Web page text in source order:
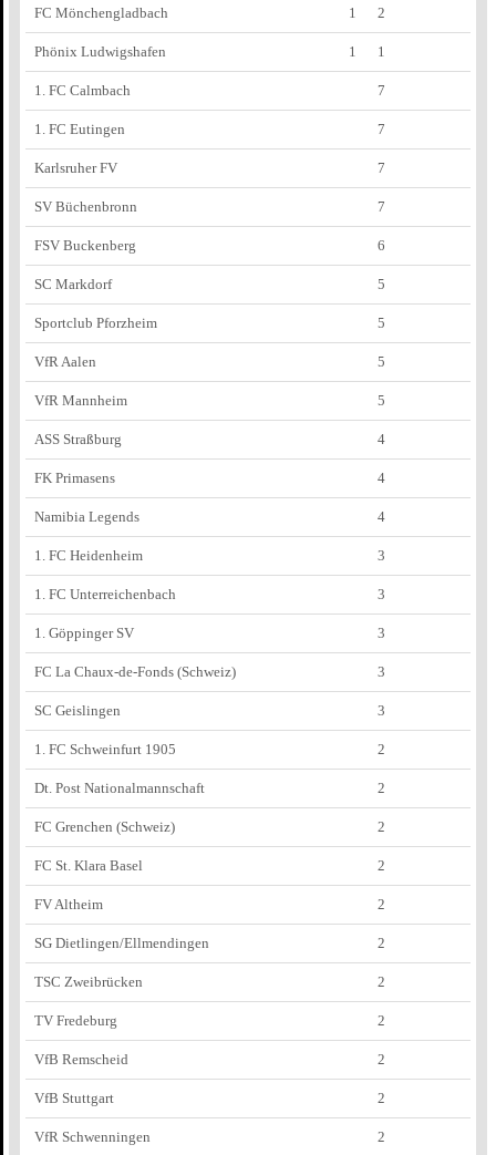
FC Mönchengladbach 1 2
Phönix Ludwigshafen 1 1
1. FC Calmbach 7
1. FC Eutingen 7
Karlsruher FV 7
SV Büchenbronn 7
FSV Buckenberg 6
SC Markdorf 5
Sportclub Pforzheim 5
VfR Aalen 5
VfR Mannheim 5
ASS Straßburg 4
FK Primasens 4
Namibia Legends 4
1. FC Heidenheim 3
1. FC Unterreichenbach 3
1. Göppinger SV 3
FC La Chaux-de-Fonds (Schweiz) 3
SC Geislingen 3
1. FC Schweinfurt 1905 2
Dt. Post Nationalmannschaft 2
FC Grenchen (Schweiz) 2
FC St. Klara Basel 2
FV Altheim 2
SG Dietlingen/Ellmendingen 2
TSC Zweibrücken 2
TV Fredeburg 2
VfB Remscheid 2
VfB Stuttgart 2
VfR Schwenningen 2